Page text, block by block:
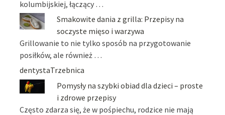
kolumbijskiej, łączący …
Smakowite dania z grilla: Przepisy na
soczyste mięso i warzywa
Grillowanie to nie tylko sposób na przygotowanie
posiłków, ale również …
dentystaTrzebnica
Pomysły na szybki obiad dla dzieci – proste
i zdrowe przepisy
Często zdarza się, że w pośpiechu, rodzice nie mają